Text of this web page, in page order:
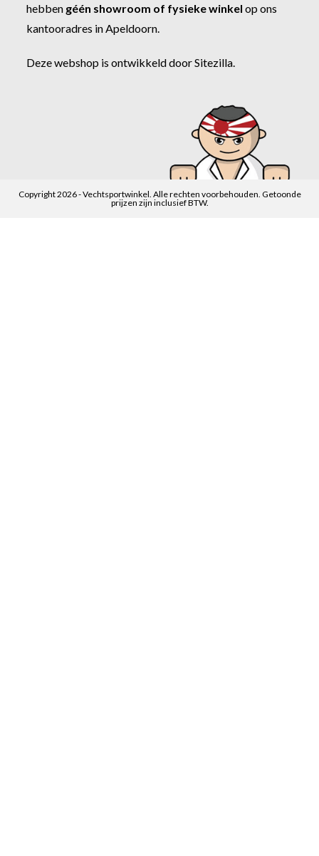
hebben géén showroom of fysieke winkel op ons
kantooradres in Apeldoorn.
Deze webshop is ontwikkeld doorSitezilla
Copyright 2026 - Vechtsportwinkel. Alle rechten voorbehouden. Getoonde
prijzen zijn inclusief BTW.